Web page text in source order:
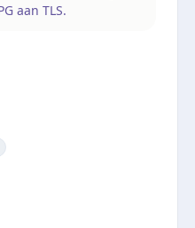
aan TLS.